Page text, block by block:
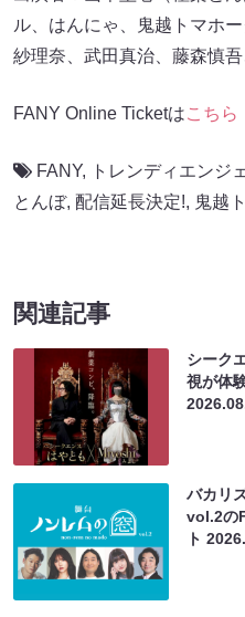
ル、はんにゃ、鬼越トマホ
紗理奈、武田真治、藤森慎吾
FANY Online Ticketはこちら
FANY, トレンディエンジ
とんぼ, 配信延長決定!, 鬼越
関連記事
シーク
視が体
バカリ
vol.2の
ト